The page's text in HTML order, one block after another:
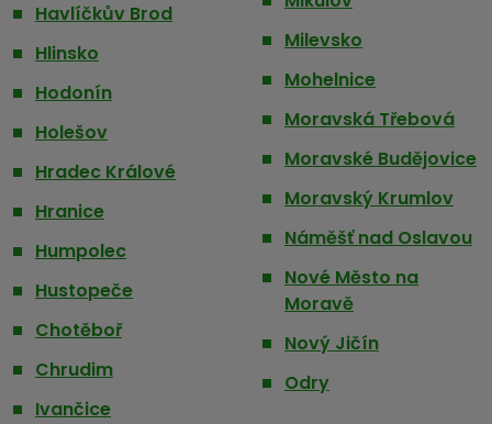
Havlíčkův Brod
Hlinsko
Hodonín
Holešov
Hradec Králové
Hranice
Humpolec
Hustopeče
Chotěboř
Chrudim
Ivančice
Milevsko
Mohelnice
Moravská Třebová
Moravské Budějovice
Moravský Krumlov
Náměšť nad Oslavou
Nové Město na
Moravě
Nový Jičín
Odry